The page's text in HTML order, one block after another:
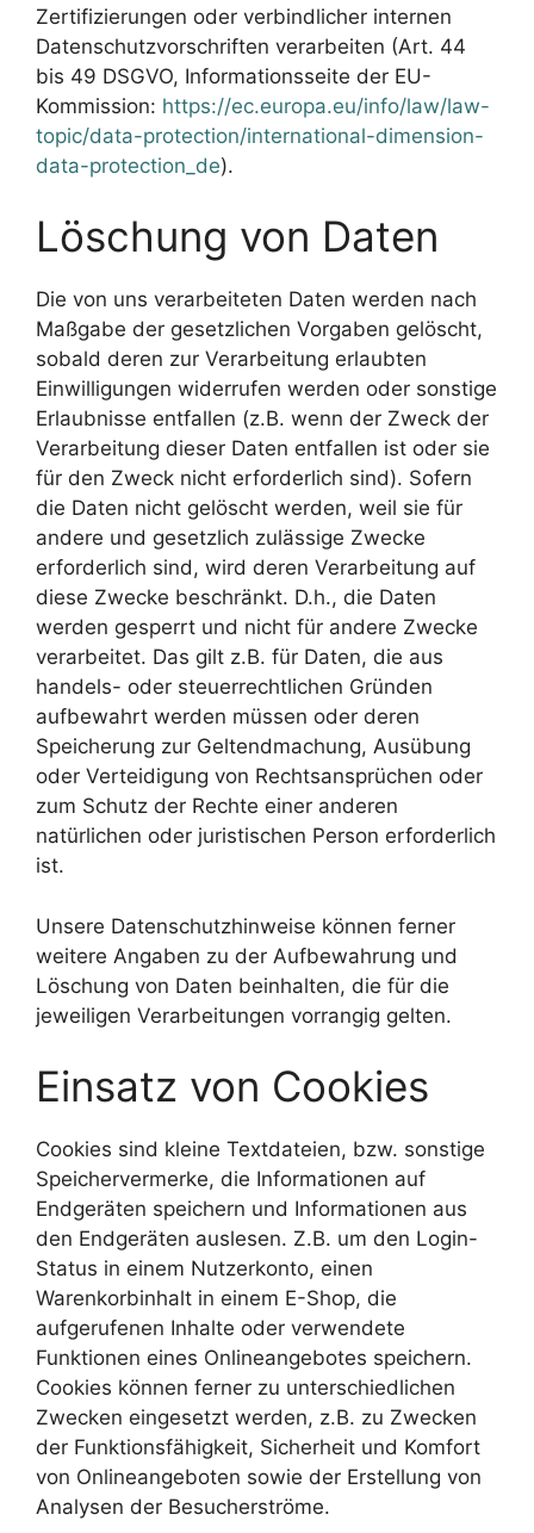
Zertifizierungen oder verbindlicher internen
Datenschutzvorschriften verarbeiten (Art. 44
bis 49 DSGVO, Informationsseite der EU-
Kommission: https://ec.europa.eu/info/law/law-
topic/data-protection/international-dimension-
data-protection_de).
Löschung von Daten
Die von uns verarbeiteten Daten werden nach
Maßgabe der gesetzlichen Vorgaben gelöscht,
sobald deren zur Verarbeitung erlaubten
Einwilligungen widerrufen werden oder sonstige
Erlaubnisse entfallen (z.B. wenn der Zweck der
Verarbeitung dieser Daten entfallen ist oder sie
für den Zweck nicht erforderlich sind). Sofern
die Daten nicht gelöscht werden, weil sie für
andere und gesetzlich zulässige Zwecke
erforderlich sind, wird deren Verarbeitung auf
diese Zwecke beschränkt. D.h., die Daten
werden gesperrt und nicht für andere Zwecke
verarbeitet. Das gilt z.B. für Daten, die aus
handels- oder steuerrechtlichen Gründen
aufbewahrt werden müssen oder deren
Speicherung zur Geltendmachung, Ausübung
oder Verteidigung von Rechtsansprüchen oder
zum Schutz der Rechte einer anderen
natürlichen oder juristischen Person erforderlich
ist.
Unsere Datenschutzhinweise können ferner
weitere Angaben zu der Aufbewahrung und
Löschung von Daten beinhalten, die für die
jeweiligen Verarbeitungen vorrangig gelten.
Einsatz von Cookies
Cookies sind kleine Textdateien, bzw. sonstige
Speichervermerke, die Informationen auf
Endgeräten speichern und Informationen aus
den Endgeräten auslesen. Z.B. um den Login-
Status in einem Nutzerkonto, einen
Warenkorbinhalt in einem E-Shop, die
aufgerufenen Inhalte oder verwendete
Funktionen eines Onlineangebotes speichern.
Cookies können ferner zu unterschiedlichen
Zwecken eingesetzt werden, z.B. zu Zwecken
der Funktionsfähigkeit, Sicherheit und Komfort
von Onlineangeboten sowie der Erstellung von
Analysen der Besucherströme.